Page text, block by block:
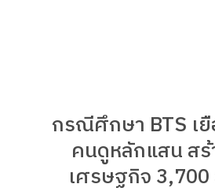
กรณีศึกษา BTS เ
คนดูหลักแสน ส
เศรษฐกิจ